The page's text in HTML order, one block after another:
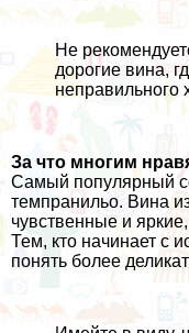
Не
дорогие вина,
неправильного
За что многим
Самый популярный
темпранильо. Вина
чувственные и
Тем, кто начинает с
понять более